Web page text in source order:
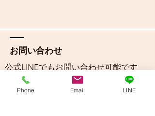
お問い合わせ
​公式LINEでもお問い合わせ可能です
Phone Email LINE